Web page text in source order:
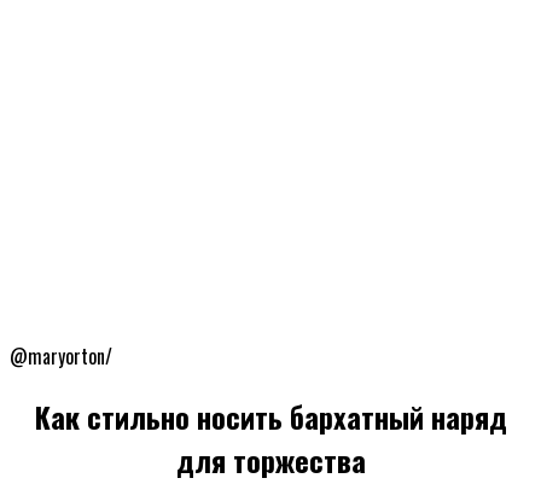
@maryorton/
Как стильно носить бархатный наряд
для торжества